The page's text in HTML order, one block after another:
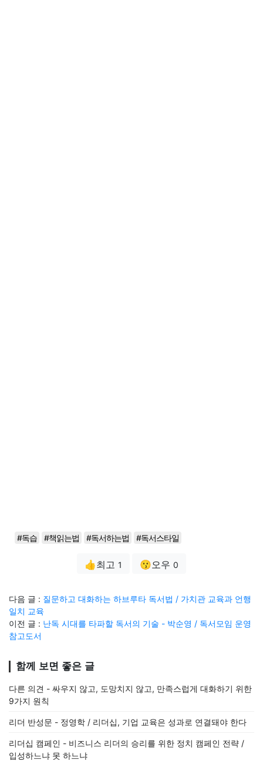
#독습 #책읽는법 #독서하는법 #독서스타일
👍최고 1 😗오우 0
다음 글 : 질문하고 대화하는 하브루타 독서법 / 가치관 교육과 언행
일치 교육
이전 글 : 난독 시대를 타파할 독서의 기술 - 박순영 / 독서모임 운영
참고도서
함께 보면 좋은 글
다른 의견 - 싸우지 않고, 도망치지 않고, 만족스럽게 대화하기 위한
9가지 원칙
리더 반성문 - 정영학 / 리더십, 기업 교육은 성과로 연결돼야 한다
리더십 캠페인 - 비즈니스 리더의 승리를 위한 정치 캠페인 전략 /
입성하느냐 못 하느냐